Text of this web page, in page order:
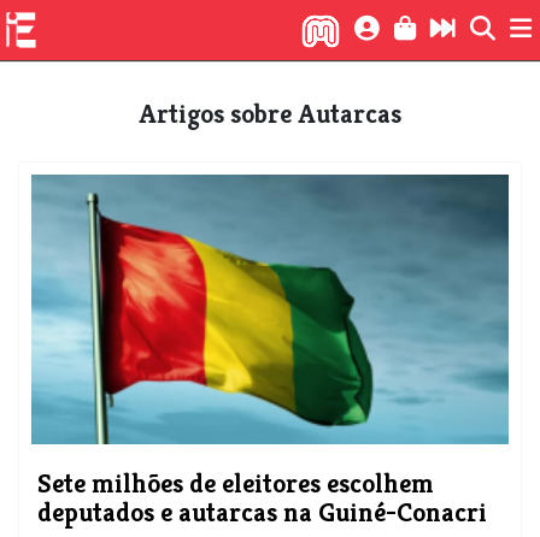
Artigos sobre Autarcas
Sete milhões de eleitores escolhem
deputados e autarcas na Guiné-Conacri